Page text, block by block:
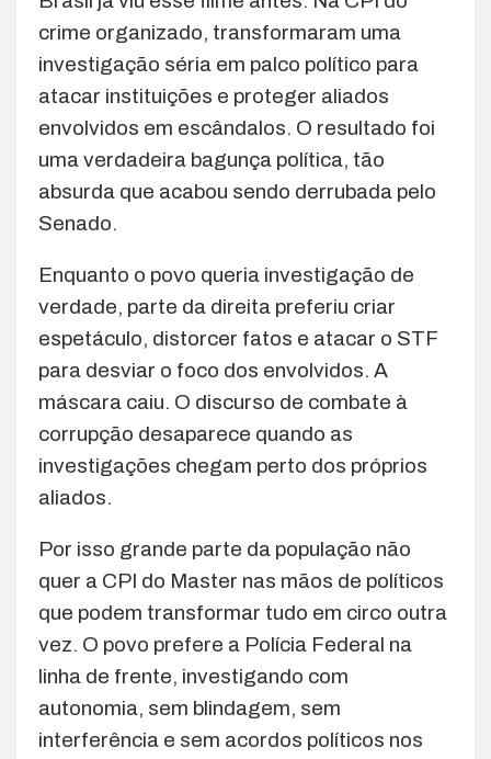
crime organizado, transformaram uma
investigação séria em palco político para
atacar instituições e proteger aliados
envolvidos em escândalos. O resultado foi
uma verdadeira bagunça política, tão
absurda que acabou sendo derrubada pelo
Senado.
Enquanto o povo queria investigação de
verdade, parte da direita preferiu criar
espetáculo, distorcer fatos e atacar o STF
para desviar o foco dos envolvidos. A
máscara caiu. O discurso de combate à
corrupção desaparece quando as
investigações chegam perto dos próprios
aliados.
Por isso grande parte da população não
quer a CPI do Master nas mãos de políticos
que podem transformar tudo em circo outra
vez. O povo prefere a Polícia Federal na
linha de frente, investigando com
autonomia, sem blindagem, sem
interferência e sem acordos políticos nos